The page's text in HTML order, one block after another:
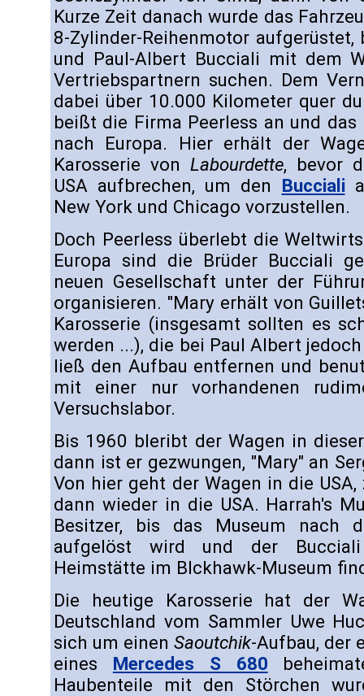
Kurze Zeit danach wurde das
8-Zylinder-Reihenmotor aufgerüstet,
und Paul-Albert Bucciali mit dem
Vertriebspartnern suchen. Dem
dabei über 10.000 Kilometer quer
beißt die Firma Peerless an und
nach Europa. Hier erhält der
Karosserie von Labourdette, bevor
USA aufbrechen, um den Bucciali
New York und Chicago vorzustellen.
Doch Peerless überlebt die
Europa sind die Brüder Bucciali
neuen Gesellschaft unter der
organisieren. "Mary erhält von
Karosserie (insgesamt sollten es
werden ...), die bei Paul Albert
ließ den Aufbau entfernen und
mit einer nur vorhandenen
Versuchslabor.
Bis 1960 bleribt der Wagen in
dann ist er gezwungen, "Mary" an
Von hier geht der Wagen in die
dann wieder in die USA. Harrah's
Besitzer, bis das Museum nach
aufgelöst wird und der
Heimstätte im Blckhawk-Museum
Die heutige Karosserie hat der
Deutschland vom Sammler Uwe
sich um einen Saoutchik-Aufbau, der
eines Mercedes S 680
Haubenteile mit den Störchen